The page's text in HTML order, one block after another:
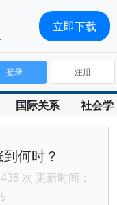
国际关系 社会学
登录 注册
何时？
次 更新时间：
立即下载